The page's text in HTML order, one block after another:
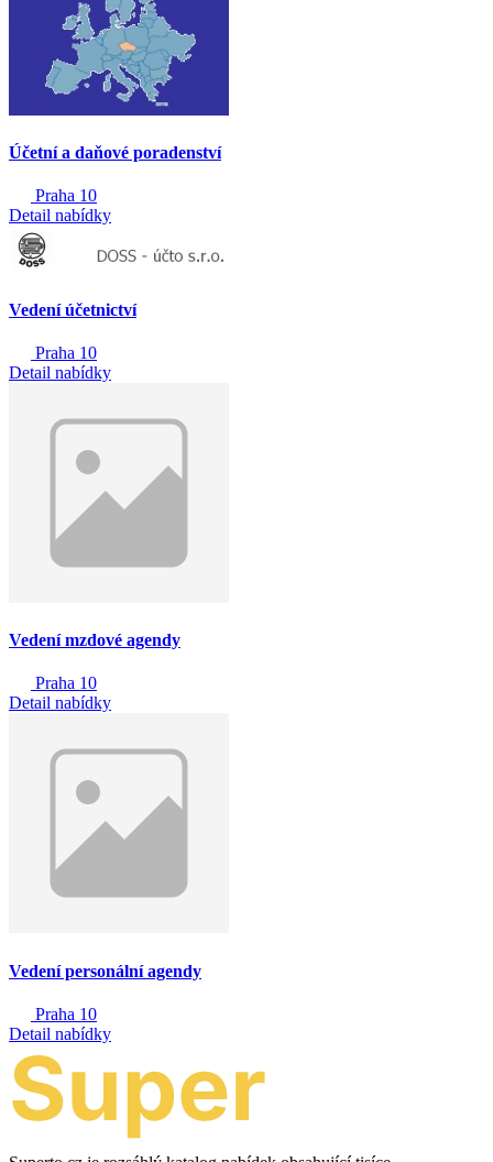
Účetní a daňové poradenství
Praha 10
Detail nabídky
Vedení účetnictví
Praha 10
Detail nabídky
Vedení mzdové agendy
Praha 10
Detail nabídky
Vedení personální agendy
Praha 10
Detail nabídky